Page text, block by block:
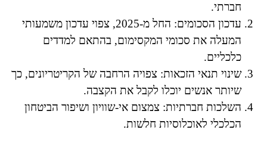
חברתי.
עדכון הסכומים: החל מ-2025, צפוי עדכון משמעותי
המעלה את סכומי המקסימום, בהתאם למדדים
כלכליים.
שינוי תנאי הזכאות: צפויה הרחבה של הקריטריונים, כך
שיותר אנשים יוכלו לקבל את הקצבה.
השלכות חברתיות: צמצום אי-שוויון ושיפור הביטחון
הכלכלי לאוכלוסיות חלשות.